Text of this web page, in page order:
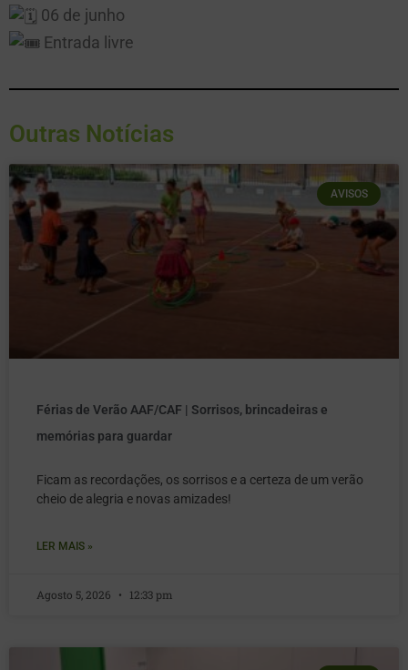
06 de junho
Entrada livre
Outras Notícias
AVISOS
Férias de Verão AAF/CAF | Sorrisos, brincadeiras e
memórias para guardar
Ficam as recordações, os sorrisos e a certeza de um verão
cheio de alegria e novas amizades!
LER MAIS »
Agosto 5, 2026 12:33 pm